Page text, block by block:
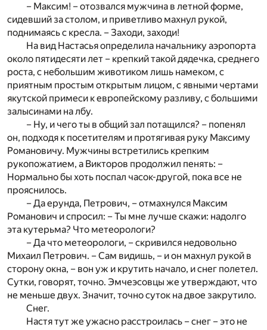
– Максим! – отозвался мужчина в летной форме,
сидевший за столом, и приветливо махнул рукой,
поднимаясь с кресла. – Заходи, заходи!
На вид Настасья определила начальнику аэропорта
около пятидесяти лет – крепкий такой дядечка, среднего
роста, с небольшим животиком лишь намеком, с
приятным простым открытым лицом, с явными чертами
якутской примеси к европейскому разливу, с большими
залысинами на лбу.
– Ну, и чего ты в общий зал потащился? – попенял
он, подходя к посетителям и протягивая руку Максиму
Романовичу. Мужчины встретились крепким
рукопожатием, а Викторов продолжил пенять: –
Нормально бы хоть поспал часок-другой, пока все не
прояснилось.
– Да ерунда, Петрович, – отмахнулся Максим
Романович и спросил: – Ты мне лучше скажи: надолго
эта кутерьма? Что метеорологи?
– Да что метеорологи, – скривился недовольно
Михаил Петрович. – Сам видишь, – и он махнул рукой в
сторону окна, – вон уж и крутить начало, и снег полетел.
Сутки, говорят, точно. Эмчеэсовцы же утверждают, что
не меньше двух. Значит, точно суток на двое закрутило.
Снег.
Настя тут же ужасно расстроилась – снег – это не